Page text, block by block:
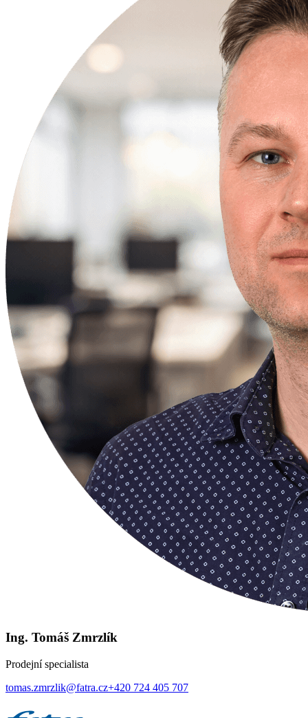
Ing. Tomáš Zmrzlík
Prodejní specialista
tomas.zmrzlik@fatra.cz+420 724 405 707